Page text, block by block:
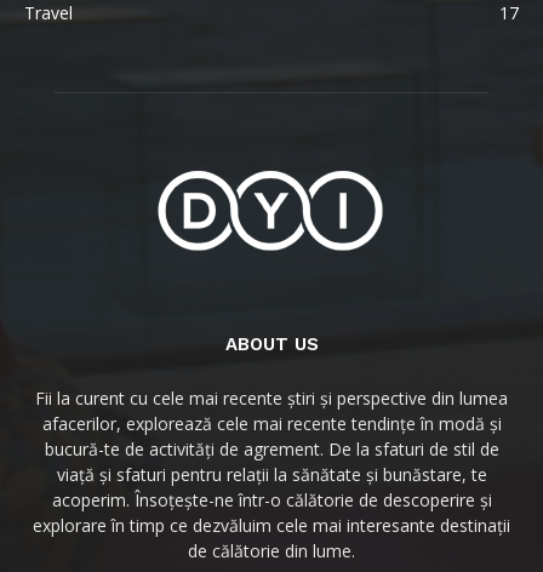
Travel
17
ABOUT US
Fii la curent cu cele mai recente știri și perspective din lumea
afacerilor, explorează cele mai recente tendințe în modă și
bucură-te de activități de agrement. De la sfaturi de stil de
viață și sfaturi pentru relații la sănătate și bunăstare, te
acoperim. Însoțește-ne într-o călătorie de descoperire și
explorare în timp ce dezvăluim cele mai interesante destinații
de călătorie din lume.